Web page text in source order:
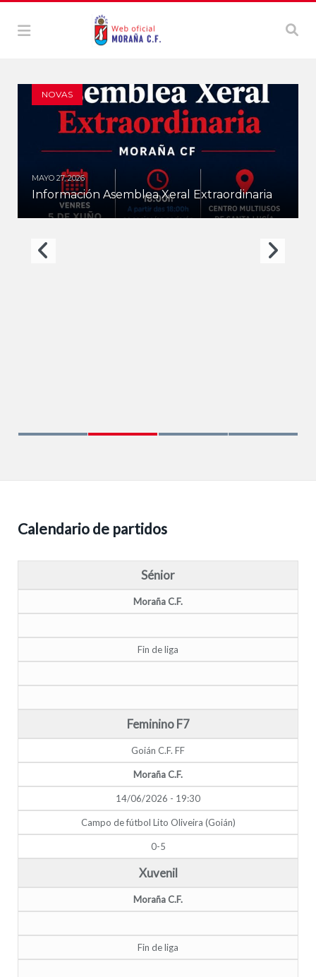
NOVAS
MAYO 27, 2026
Información Asemblea Xeral Extraordinaria
Calendario de partidos
Sénior
Moraña C.F.
Fin de liga
Feminino F7
Goián C.F. FF
Moraña C.F.
14/06/2026 - 19:30
Campo de fútbol Lito Oliveira (Goián)
0-5
Xuvenil
Moraña C.F.
Fin de liga